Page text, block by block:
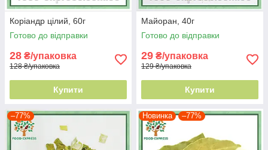
Коріандр цілий, 60г
Готово до відправки
28 ₴/упаковка
128 ₴/упаковка
Купити
Майоран, 40г
Готово до відправки
29 ₴/упаковка
129 ₴/упаковка
Купити
–77% Новинка –77%